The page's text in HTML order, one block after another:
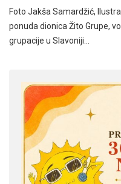
Foto Jakša Samardžić,
ponuda dionica Žito Grupe,
grupacije u Slavoniji…